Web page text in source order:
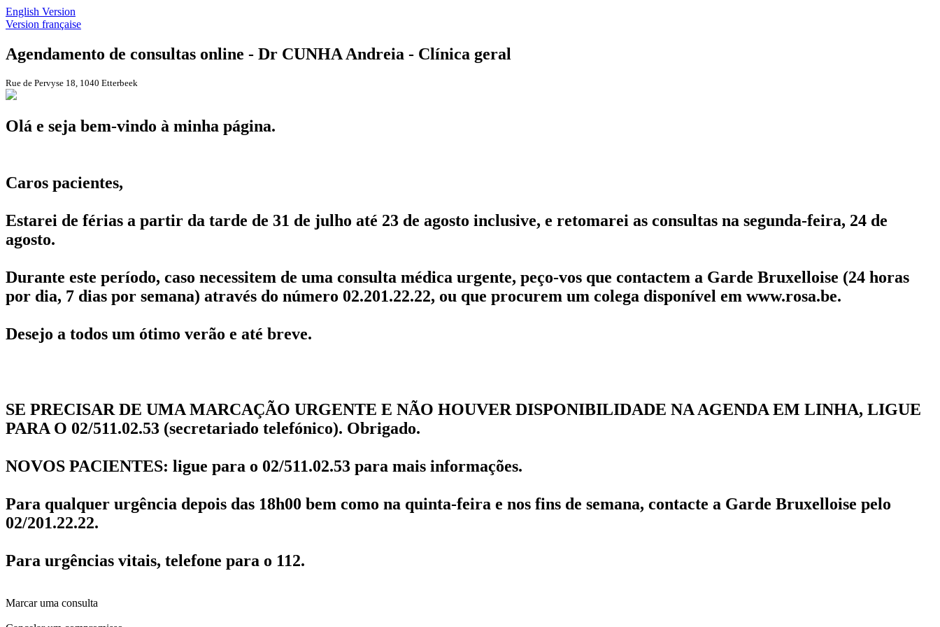
English Version
Version française
Agendamento de consultas online - Dr CUNHA Andreia - Clínica geral
Rue de Pervyse 18, 1040 Etterbeek
Olá e seja bem-vindo à minha página.
Caros pacientes,
Estarei de férias a partir da tarde de 31 de julho até 23 de agosto inclusive, e retomarei as consultas na segunda-feira, 24 de
agosto.
Durante este período, caso necessitem de uma consulta médica urgente, peço-vos que contactem a Garde Bruxelloise (24 horas
por dia, 7 dias por semana) através do número 02.201.22.22, ou que procurem um colega disponível em www.rosa.be.
Desejo a todos um ótimo verão e até breve.
SE PRECISAR DE UMA MARCAÇÃO URGENTE E NÃO HOUVER DISPONIBILIDADE NA AGENDA EM LINHA, LIGUE
PARA O 02/511.02.53 (secretariado telefónico). Obrigado.
NOVOS PACIENTES: ligue para o 02/511.02.53 para mais informações.
Para qualquer urgência depois das 18h00 bem como na quinta-feira e nos fins de semana, contacte a Garde Bruxelloise pelo
02/201.22.22.
Para urgências vitais, telefone para o 112.
Marcar uma consulta